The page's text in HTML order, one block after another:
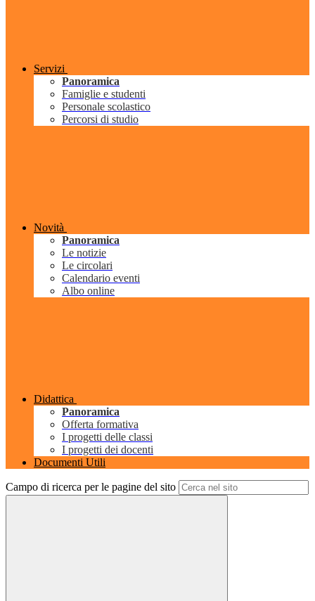
Servizi
Panoramica
Famiglie e studenti
Personale scolastico
Percorsi di studio
Novità
Panoramica
Le notizie
Le circolari
Calendario eventi
Albo online
Didattica
Panoramica
Offerta formativa
I progetti delle classi
I progetti dei docenti
Documenti Utili
Campo di ricerca per le pagine del sito